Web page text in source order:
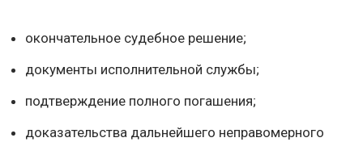
окончательное судебное решение;
документы исполнительной службы;
подтверждение полного погашения;
доказательства дальнейшего неправомерного